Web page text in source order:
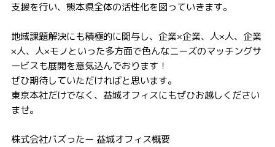
支援を行い、熊本県全体の活性化を図っていきます。
地域課題解決にも積極的に関与し、企業×企業、人×人、企業
×人、人×モノといった多方面で色んなニーズのマッチングサ
ービスも展開を意気込んでおります！
ぜひ期待していただければと思います。
東京本社だけでなく、益城オフィスにもぜひお越しください
ませ。
株式会社バズったー 益城オフィス概要